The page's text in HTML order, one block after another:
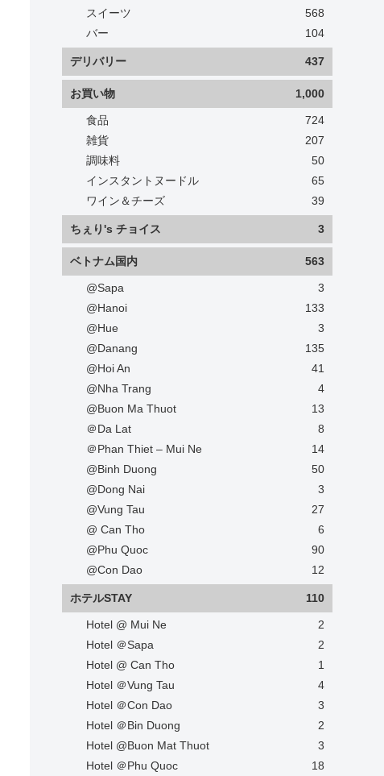
スイーツ
568
バー
104
デリバリー 437
お買い物 1,000
食品
724
雑貨
207
調味料
50
インスタントヌードル
65
ワイン＆チーズ
39
ちぇり's チョイス 3
ベトナム国内 563
@Sapa
3
@Hanoi
133
@Hue
3
@Danang
135
@Hoi An
41
@Nha Trang
4
@Buon Ma Thuot
13
＠Da Lat
8
＠Phan Thiet – Mui Ne
14
@Binh Duong
50
@Dong Nai
3
@Vung Tau
27
@ Can Tho
6
@Phu Quoc
90
@Con Dao
12
ホテルSTAY 110
Hotel @ Mui Ne
2
Hotel ＠Sapa
2
Hotel @ Can Tho
1
Hotel ＠Vung Tau
4
Hotel ＠Con Dao
3
Hotel ＠Bin Duong
2
Hotel @Buon Mat Thuot
3
Hotel ＠Phu Quoc
18